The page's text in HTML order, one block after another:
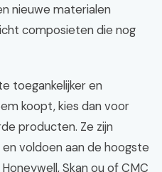
nieuwe materialen
composieten die nog
toegankelijker en
koopt, kies dan voor
producten. Ze zijn
voldoen aan de hoogste
Skan ou of CMC